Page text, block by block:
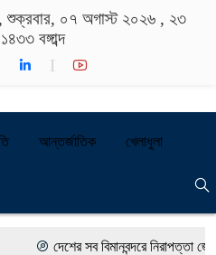
, শুক্রবার, ০৭ অগাস্ট ২০২৬ , ২৩
১৪৩৩ বঙ্গাব্দ
আন্তর্জাতিক খেলাধুলা
দেশের সব বিমানবন্দরে নিরাপত্তা